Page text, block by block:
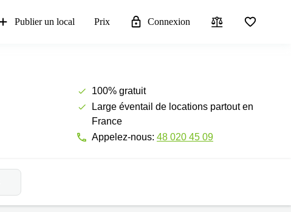
Publier un local Prix Connexion
100% gratuit
Large éventail de locations partout en
France
Appelez-nous: 48 020 45 09